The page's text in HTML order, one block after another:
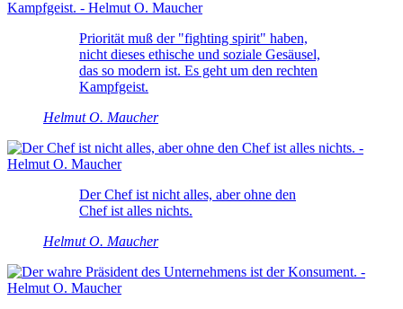
Priorität muß der "fighting spirit" haben,
nicht dieses ethische und soziale Gesäusel,
das so modern ist. Es geht um den rechten
Kampfgeist.
Helmut O. Maucher
Der Chef ist nicht alles, aber ohne den
Chef ist alles nichts.
Helmut O. Maucher